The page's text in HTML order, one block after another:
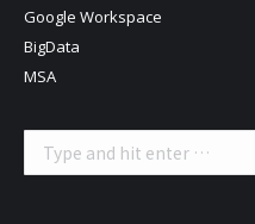
Google Workspace
BigData
MSA